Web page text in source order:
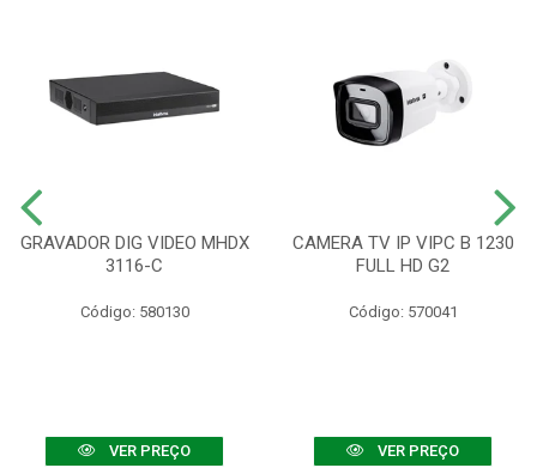
GRAVADOR DIG VIDEO MHDX
3116-C
Código: 580130
VER PREÇO
CAMERA TV IP VIPC B 1230
FULL HD G2
Código: 570041
VER PREÇO